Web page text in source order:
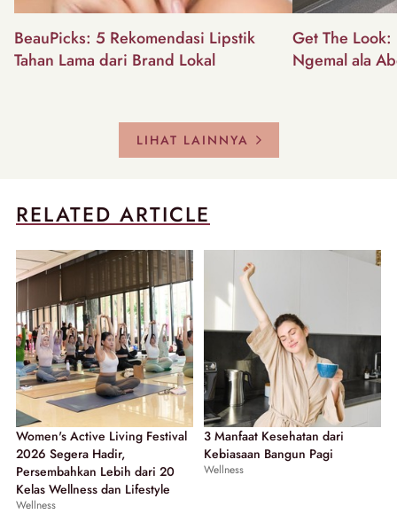
BeauPicks: 5 Rekomendasi Lipstik
Tahan Lama dari Brand Lokal
Get The
Ngemal ala
LIHAT LAINNYA
RELATED ARTICLE
Women's Active Living Festival
2026 Segera Hadir,
Persembahkan Lebih dari 20
Kelas Wellness dan Lifestyle
Wellness
3 Manfaat Kesehatan dari
Kebiasaan Bangun Pagi
Wellness